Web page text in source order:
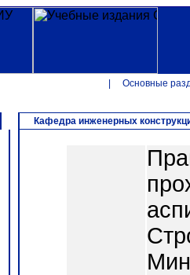
Основные
Кафедра инженерных